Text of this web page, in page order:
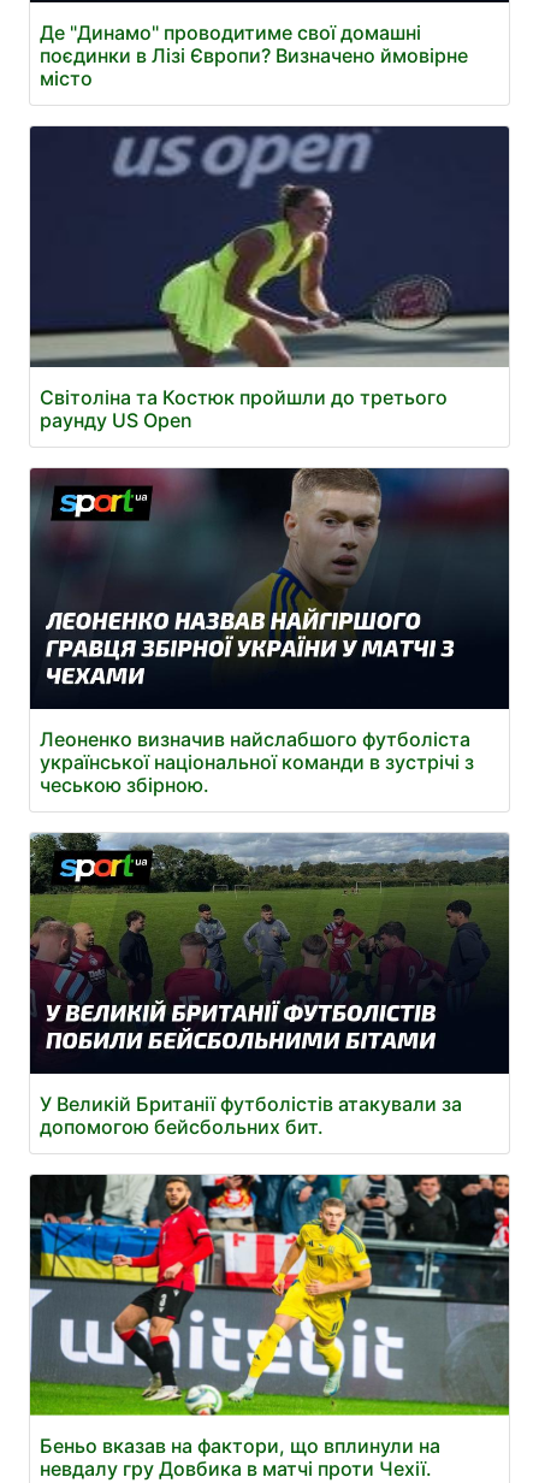
Де "Динамо" проводитиме свої домашні
поєдинки в Лізі Європи? Визначено ймовірне
місто
Світоліна та Костюк пройшли до третього
раунду US Open
Леоненко визначив найслабшого футболіста
української національної команди в зустрічі з
чеською збірною.
У Великій Британії футболістів атакували за
допомогою бейсбольних бит.
Беньо вказав на фактори, що вплинули на
невдалу гру Довбика в матчі проти Чехії.